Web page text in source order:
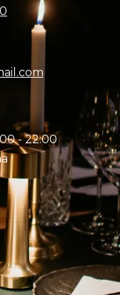
- 22:00